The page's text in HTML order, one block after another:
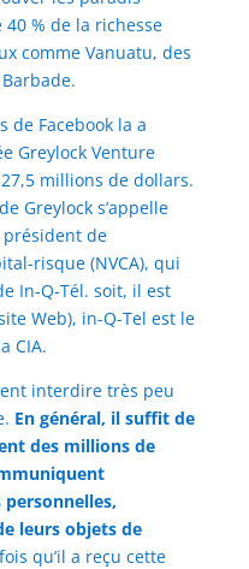
% de la richesse
comme Vanuatu, des
de Facebook la a
Greylock Venture
millions de dollars.
Greylock s’appelle
président de
risque (NVCA), qui
In-Q-Tél. soit, il est
Web), in-Q-Tel est le
CIA.
interdire très peu
En général, il suffit de
des millions de
leurs objets de
qu’il a reçu cette